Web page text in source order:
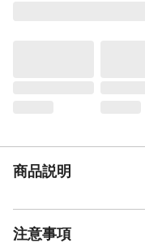
商品説明
注意事項